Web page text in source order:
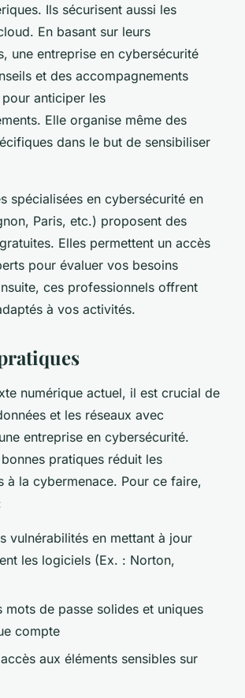
Ils sécurisent aussi les
En basant sur leurs
une entreprise en cybersécurité
et des accompagnements
anticiper les
Elle organise même des
dans le but de sensibiliser
spécialisées en cybersécurité en
Paris, etc.) proposent des
Elles permettent un accès
pour évaluer vos besoins
ces professionnels offrent
à vos activités.
numérique actuel, il est crucial de
et les réseaux avec
entreprise en cybersécurité.
bonnes pratiques réduit les
à la cybermenace. Pour ce faire,
vulnérabilités en mettant à jour
les logiciels (Ex. : Norton,
mots de passe solides et uniques
compte
aux éléments sensibles sur